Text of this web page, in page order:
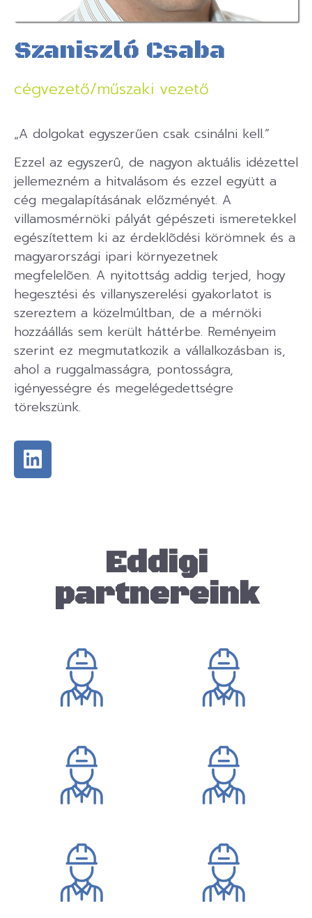
Szaniszló Csaba
cégvezető/műszaki vezető
„A dolgokat egyszerűen csak csinálni kell.”
Ezzel az egyszerû, de nagyon aktuális idézettel
jellemezném a hitvalásom és ezzel együtt a
cég megalapításának előzményét. A
villamosmérnöki pályát gépészeti ismeretekkel
egészítettem ki az érdeklõdési körömnek és a
magyarországi ipari környezetnek
megfelelõen. A nyitottság addig terjed, hogy
hegesztési és villanyszerelési gyakorlatot is
szereztem a közelmúltban, de a mérnöki
hozzáállás sem került háttérbe. Reményeim
szerint ez megmutatkozik a vállalkozásban is,
ahol a ruggalmasságra, pontosságra,
igényességre és megelégedettségre
törekszünk.
Eddigi
partnereink